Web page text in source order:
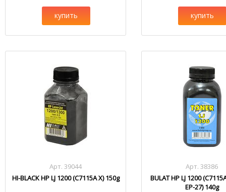
купить купить
Арт. 39044
HI-BLACK HP LJ 1200 (C7115A X) 150g
Арт. 38386
BULAT HP LJ 1200
EP-27) 140g